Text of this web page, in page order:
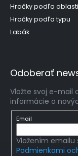
Hračky podľa oblasti
Hračky podľa typu
Labák
Odoberať
Vložte svoj e-mail
informácie o
Email
Vložením emailu
Podmienkami